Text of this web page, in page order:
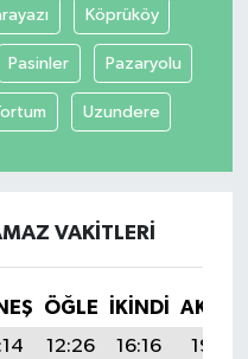
Köprüköy
Pasinler Pazaryolu
Uzundere
VAKITLERI
ÖĞLE İKINDI
12:26 16:16
19:27